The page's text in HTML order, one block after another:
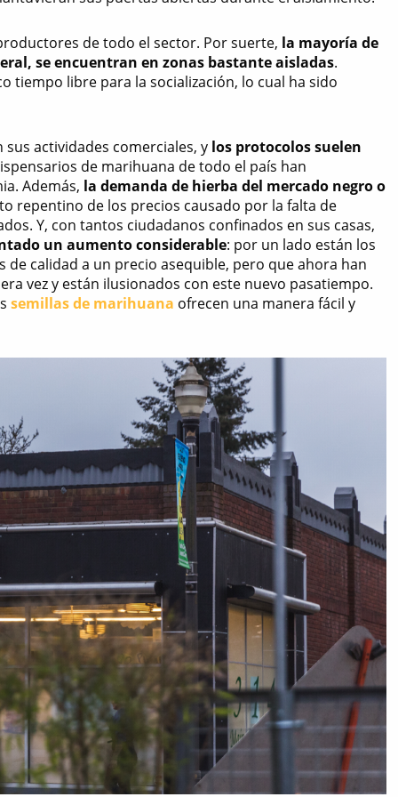
de todo el sector. Por suerte, la mayoría de
se encuentran en zonas bastante aisladas.
tiempo libre para la socialización, lo cual ha sido
actividades comerciales, y los protocolos suelen
de marihuana de todo el país han
Además, la demanda de hierba del mercado negro o
repentino de los precios causado por la falta de
Y, con tantos ciudadanos confinados en sus casas,
un aumento considerable: por un lado están los
calidad a un precio asequible, pero que ahora han
vez y están ilusionados con este nuevo pasatiempo.
semillas de marihuana ofrecen una manera fácil y